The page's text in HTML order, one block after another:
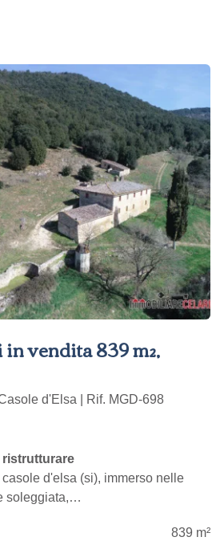
vendita 839 m²,
d'Elsa | Rif. MGD-698
ristrutturare
d'elsa (si), immerso nelle
soleggiata,…
839 m²